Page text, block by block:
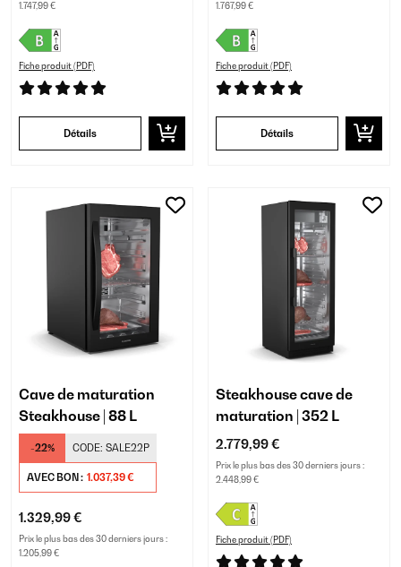
1.747,99 €
Fiche produit (PDF)
Détails
1.767,99 €
Fiche produit (PDF)
Détails
Cave de maturation
Steakhouse | 88 L
-22% CODE: SALE22P
AVEC BON : 1.037,39 €
1.329,99 €
Prix le plus bas des 30 derniers jours :
1.205,99 €
Steakhouse cave de
maturation | 352 L
2.779,99 €
Prix le plus bas des 30 derniers jours :
2.448,99 €
Fiche produit (PDF)